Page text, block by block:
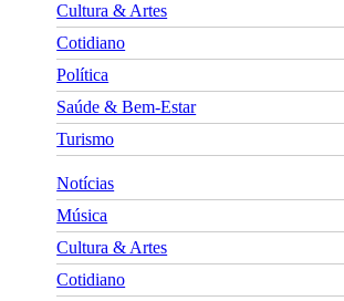
Cultura & Artes
Cotidiano
Política
Saúde & Bem-Estar
Turismo
Notícias
Música
Cultura & Artes
Cotidiano